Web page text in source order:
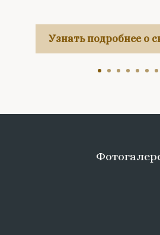
Узнать подробнее о